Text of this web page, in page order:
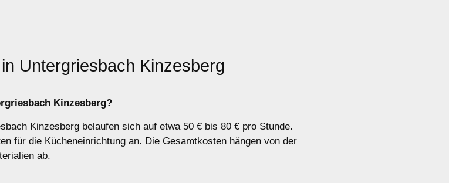
in Untergriesbach Kinzesberg
Kinzesberg?
Kinzesberg belaufen sich auf etwa 50 € bis 80 € pro Stunde.
für die Kücheneinrichtung an. Die Gesamtkosten hängen von der
ab.